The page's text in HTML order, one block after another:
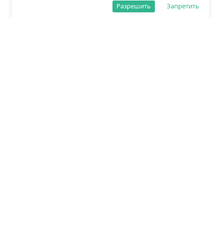
Запретить
Разрешить